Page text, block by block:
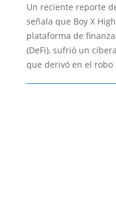
03
Un reciente reporte
señala que Boy X
plataforma de
(DeFi), sufrió un
que derivó en el robo